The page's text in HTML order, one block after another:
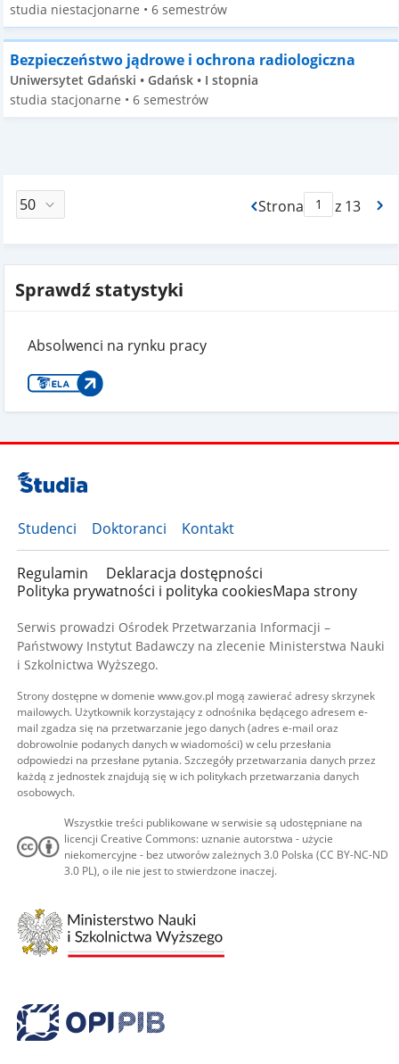
studia niestacjonarne • 6 semestrów
Bezpieczeństwo jądrowe i ochrona radiologiczna
Uniwersytet Gdański • Gdańsk • I stopnia
studia stacjonarne • 6 semestrów
Strona
Max Stronaz 13
Sprawdź statystyki
Absolwenci na rynku pracy
Studenci Doktoranci Kontakt
Regulamin
Deklaracja dostępności
Polityka prywatności i polityka cookiesMapa strony
Serwis prowadzi Ośrodek Przetwarzania Informacji –
Państwowy Instytut Badawczy na zlecenie Ministerstwa Nauki
i Szkolnictwa Wyższego.
Strony dostępne w domenie www.gov.pl mogą zawierać adresy skrzynek
mailowych. Użytkownik korzystający z odnośnika będącego adresem e-
mail zgadza się na przetwarzanie jego danych (adres e-mail oraz
dobrowolnie podanych danych w wiadomości) w celu przesłania
odpowiedzi na przesłane pytania. Szczegóły przetwarzania danych przez
każdą z jednostek znajdują się w ich politykach przetwarzania danych
osobowych.
Wszystkie treści publikowane w serwisie są udostępniane na
licencji Creative Commons: uznanie autorstwa - użycie
niekomercyjne - bez utworów zależnych 3.0 Polska (CC BY-NC-ND
3.0 PL), o ile nie jest to stwierdzone inaczej.